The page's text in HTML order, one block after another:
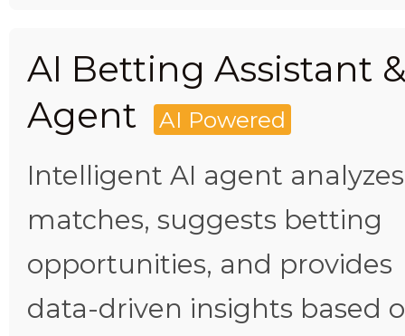
AI Betting Assistant
Agent
AI Powered
Intelligent AI agent analyzes
matches, suggests betting
opportunities, and provides
data-driven insights based